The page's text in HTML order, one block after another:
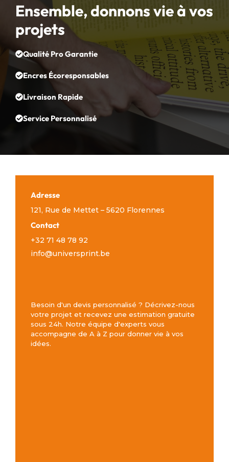
Ensemble, donnons vie à vos
projets
Qualité Pro Garantie
Encres Écoresponsables
Livraison Rapide
Service Personnalisé
Adresse
121, Rue de Mettet – 5620 Florennes
Contact
+32 71 48 78 92
info@universprint.be
Besoin d'un devis personnalisé ? Décrivez-nous
votre projet et recevez une estimation gratuite
sous 24h. Notre équipe d'experts vous
accompagne de A à Z pour donner vie à vos
idées.